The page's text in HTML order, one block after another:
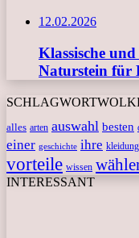
12.02.2026
Klassische
Naturstein für
alles arten auswahl besten
einer geschichte ihre kleidung
vorteile wissen
INTERESSANT